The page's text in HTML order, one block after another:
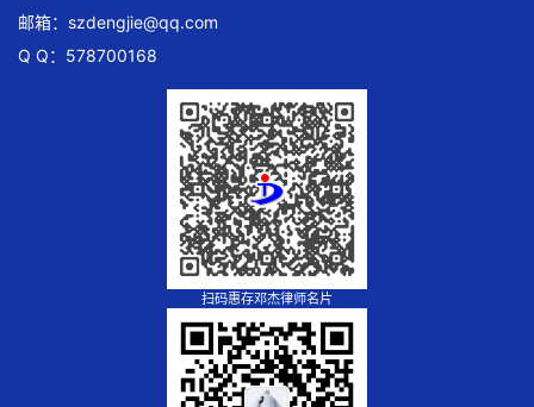
邮箱： szdengjie@qq.com
Q Q：578700168
扫码惠存邓杰律师名片